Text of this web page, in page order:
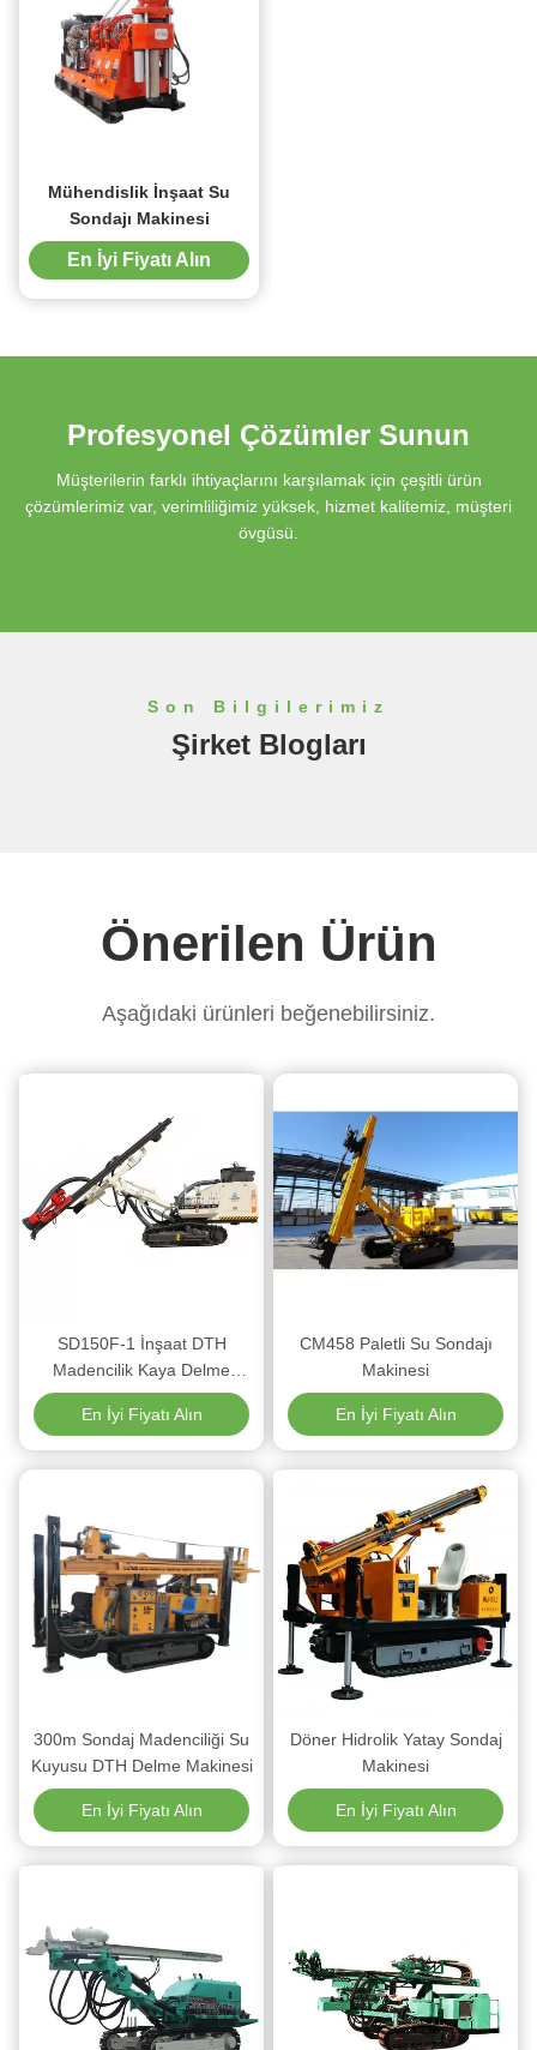
Mühendislik İnşaat Su
Sondajı Makinesi
En İyi Fiyatı Alın
Profesyonel Çözümler Sunun
Müşterilerin farklı ihtiyaçlarını karşılamak için çeşitli ürün
çözümlerimiz var, verimliliğimiz yüksek, hizmet kalitemiz, müşteri
övgüsü.
Son Bilgilerimiz
Şirket Blogları
Önerilen Ürün
Aşağıdaki ürünleri beğenebilirsiniz.
SD150F-1 İnşaat DTH
Madencilik Kaya Delme
Makinesi
En İyi Fiyatı Alın
CM458 Paletli Su Sondajı
Makinesi
En İyi Fiyatı Alın
300m Sondaj Madenciliği Su
Kuyusu DTH Delme Makinesi
En İyi Fiyatı Alın
Döner Hidrolik Yatay Sondaj
Makinesi
En İyi Fiyatı Alın